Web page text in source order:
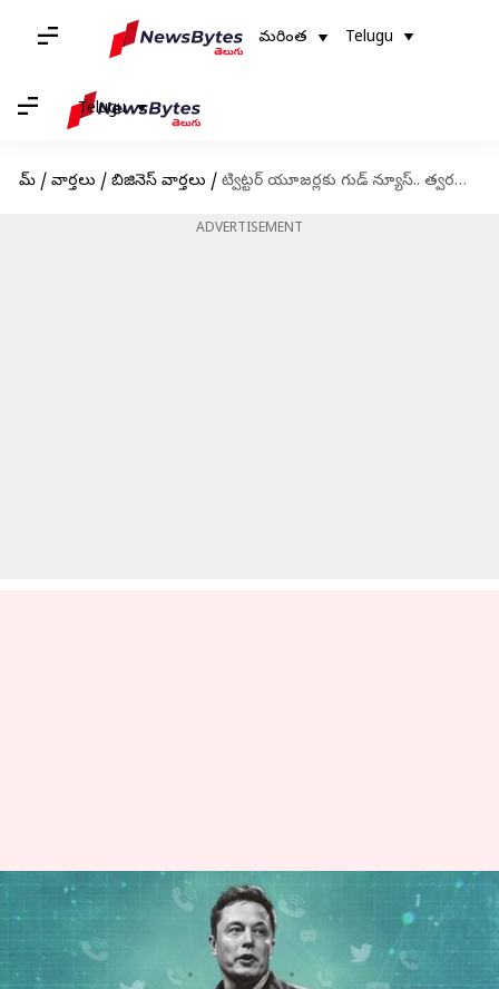
మరింత Telugu
Telugu
హోమ్ / వార్తలు / బిజినెస్ వార్తలు / ట్విట్టర్ యూజర్లకు గుడ్ న్యూస్.. త్వరలో ట్విట్టర్ లో ఫోన్ కాల్స్!
ADVERTISEMENT
ట్విట్టర్ యూజర్లకు గుడ్ న్యూస్..
త్వరలో ట్విట్టర్ లో ఫోన్ కాల్స్!
వ్రాసిన వారు Jayachandra Akuri May 10, 2023